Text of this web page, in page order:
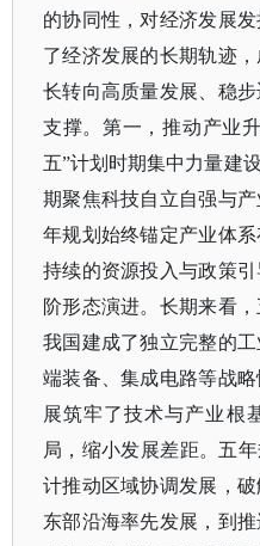
的协同性，对经济发展
了经济发展的长期轨迹
长转向高质量发展、稳
支撑。第一，推动产业
五”计划时期集中力量建
期聚焦科技自立自强与
年规划始终锚定产业体
持续的资源投入与政策
阶形态演进。长期来看
我国建成了独立完整的
端装备、集成电路等战
展筑牢了技术与产业根
局，缩小发展差距。五
计推动区域协调发展，
东部沿海率先发展，到